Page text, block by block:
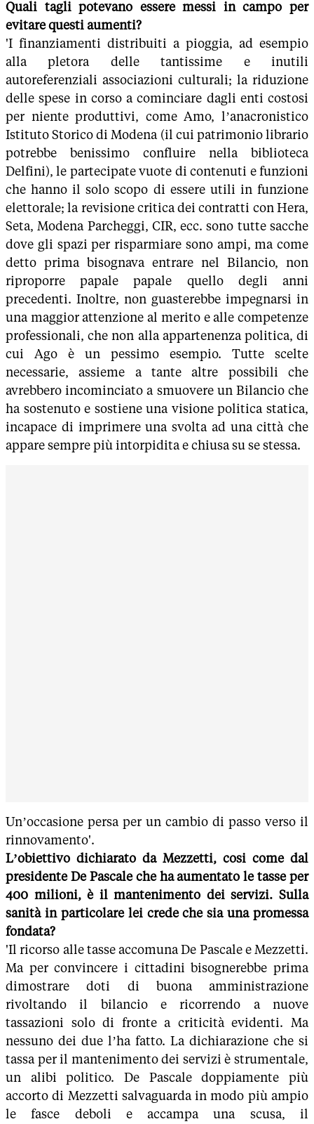
Quali tagli potevano essere messi in campo per
evitare questi aumenti?
'I finanziamenti distribuiti a pioggia, ad esempio
alla pletora delle tantissime e inutili
autoreferenziali associazioni culturali; la riduzione
delle spese in corso a cominciare dagli enti costosi
per niente produttivi, come Amo, l’anacronistico
Istituto Storico di Modena (il cui patrimonio librario
potrebbe benissimo confluire nella biblioteca
Delfini), le partecipate vuote di contenuti e funzioni
che hanno il solo scopo di essere utili in funzione
elettorale; la revisione critica dei contratti con Hera,
Seta, Modena Parcheggi, CIR, ecc. sono tutte sacche
dove gli spazi per risparmiare sono ampi, ma come
detto prima bisognava entrare nel Bilancio, non
riproporre papale papale quello degli anni
precedenti. Inoltre, non guasterebbe impegnarsi in
una maggior attenzione al merito e alle competenze
professionali, che non alla appartenenza politica, di
cui Ago è un pessimo esempio. Tutte scelte
necessarie, assieme a tante altre possibili che
avrebbero incominciato a smuovere un Bilancio che
ha sostenuto e sostiene una visione politica statica,
incapace di imprimere una svolta ad una città che
appare sempre più intorpidita e chiusa su se stessa.
Un’occasione persa per un cambio di passo verso il
rinnovamento'.
L’obiettivo dichiarato da Mezzetti, cosi come dal
presidente De Pascale che ha aumentato le tasse per
400 milioni, è il mantenimento dei servizi. Sulla
sanità in particolare lei crede che sia una promessa
fondata?
'Il ricorso alle tasse accomuna De Pascale e Mezzetti.
Ma per convincere i cittadini bisognerebbe prima
dimostrare doti di buona amministrazione
rivoltando il bilancio e ricorrendo a nuove
tassazioni solo di fronte a criticità evidenti. Ma
nessuno dei due l’ha fatto. La dichiarazione che si
tassa per il mantenimento dei servizi è strumentale,
un alibi politico. De Pascale doppiamente più
accorto di Mezzetti salvaguarda in modo più ampio
le fasce deboli e accampa una scusa, il